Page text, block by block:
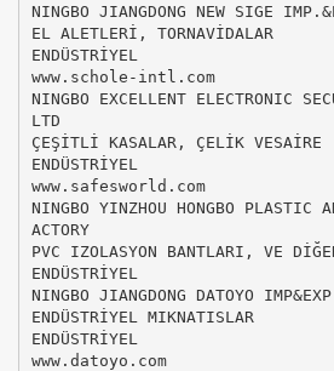
NINGBO JIANGDONG NEW SIGE
EL ALETLERİ, TORNAVİDALAR
ENDÜSTRİYEL
www.schole-intl.com
NINGBO EXCELLENT ELECTRONIC
LTD
ÇEŞİTLİ KASALAR, ÇELİK VESAİRE
ENDÜSTRİYEL
www.safesworld.com
NINGBO YINZHOU HONGBO PLASTIC
ACTORY
PVC IZOLASYON BANTLARI, VE
ENDÜSTRİYEL
NINGBO JIANGDONG DATOYO
ENDÜSTRİYEL MIKNATISLAR
ENDÜSTRİYEL
www.datoyo.com